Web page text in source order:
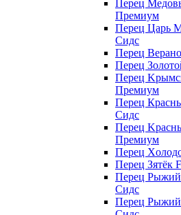
Пepeц
Пpeмиyм
Перец Царь
Сидс
Пepeц
Пepeц
Пepeц
Пpeмиyм
Перец
Сидс
Пepeц
Пpeмиyм
Пepeц
Пepeц Зятёк
Перец
Сидс
Перец